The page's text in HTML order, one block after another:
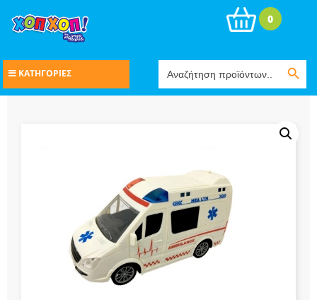
for:
Search Button
0
ΚΑΤΗΓΟΡΙΕΣ